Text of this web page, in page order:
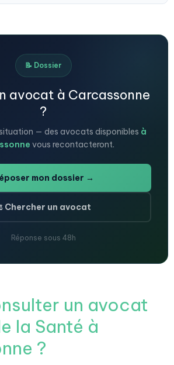
📝 Dossier
avocat à Carcassonne
?
— des avocats disponibles à
vous recontacteront.
mon dossier →
Chercher un avocat
Réponse sous 48h
un avocat
la Santé à
?